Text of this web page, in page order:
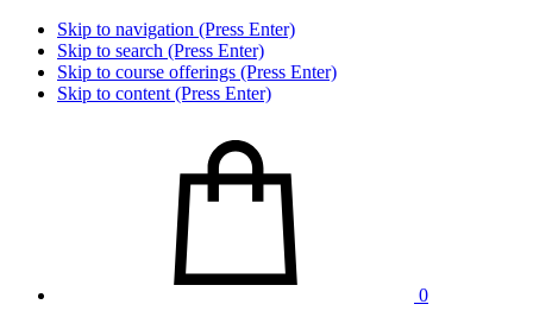
Skip to navigation (Press Enter)
Skip to search (Press Enter)
Skip to course offerings (Press Enter)
Skip to content (Press Enter)
0